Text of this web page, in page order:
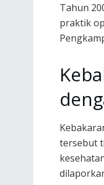
Tahun
praktik
tersebut